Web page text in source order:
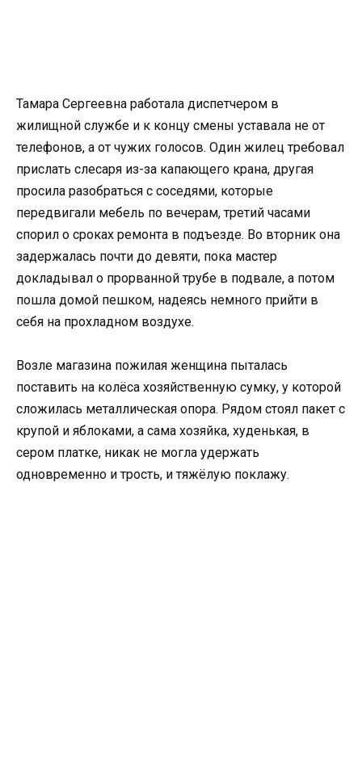
Тамара Сергеевна работала диспетчером в
жилищной службе и к концу смены уставала не от
телефонов, а от чужих голосов. Один жилец требовал
прислать слесаря из-за капающего крана, другая
просила разобраться с соседями, которые
передвигали мебель по вечерам, третий часами
спорил о сроках ремонта в подъезде. Во вторник она
задержалась почти до девяти, пока мастер
докладывал о прорванной трубе в подвале, а потом
пошла домой пешком, надеясь немного прийти в
себя на прохладном воздухе.
Возле магазина пожилая женщина пыталась
поставить на колёса хозяйственную сумку, у которой
сложилась металлическая опора. Рядом стоял пакет с
крупой и яблоками, а сама хозяйка, худенькая, в
сером платке, никак не могла удержать
одновременно и трость, и тяжёлую поклажу.